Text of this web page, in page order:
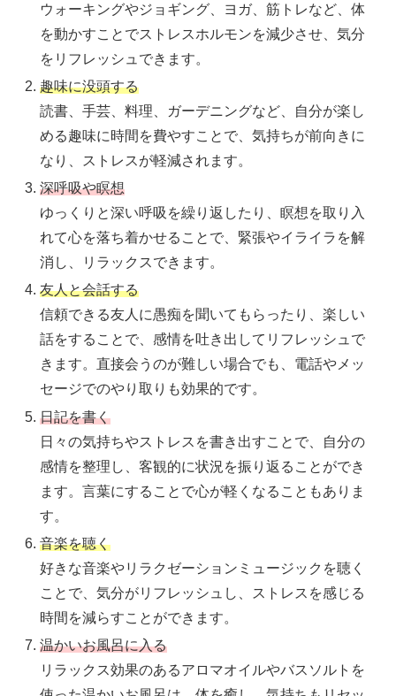
ウォーキングやジョギング、ヨガ、筋トレなど、体
を動かすことでストレスホルモンを減少させ、気分
をリフレッシュできます。
趣味に没頭する
読書、手芸、料理、ガーデニングなど、自分が楽し
める趣味に時間を費やすことで、気持ちが前向きに
なり、ストレスが軽減されます。
深呼吸や瞑想
ゆっくりと深い呼吸を繰り返したり、瞑想を取り入
れて心を落ち着かせることで、緊張やイライラを解
消し、リラックスできます。
友人と会話する
信頼できる友人に愚痴を聞いてもらったり、楽しい
話をすることで、感情を吐き出してリフレッシュで
きます。直接会うのが難しい場合でも、電話やメッ
セージでのやり取りも効果的です。
日記を書く
日々の気持ちやストレスを書き出すことで、自分の
感情を整理し、客観的に状況を振り返ることができ
ます。言葉にすることで心が軽くなることもありま
す。
音楽を聴く
好きな音楽やリラクゼーションミュージックを聴く
ことで、気分がリフレッシュし、ストレスを感じる
時間を減らすことができます。
温かいお風呂に入る
リラックス効果のあるアロマオイルやバスソルトを